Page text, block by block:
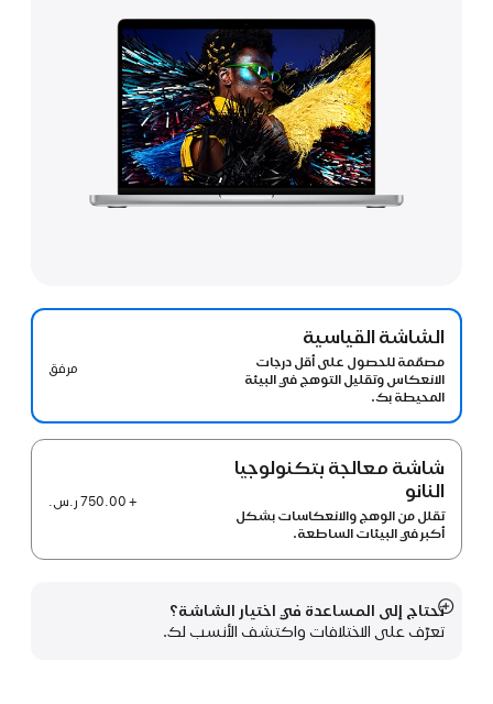
الشاشة القياسية
مصمّمة للحصول على أقل درجات
الانعكاس وتقليل التوهج في البيئة
المحيطة بك.
مرفق
شاشة معالجة بتكنولوجيا
النانو
تقلل من الوهج والانعكاسات بشكل
أكبر في البيئات الساطعة.
+ 750.00 ر.س.‏
تحتاج إلى المساعدة في اختيار الشاشة؟
تعرّف على الاختلافات واكتشف الأنسب لك.
عرض
المزيد